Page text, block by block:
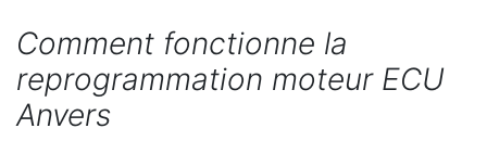
Comment fonctionne la
reprogrammation moteur ECU
Anvers